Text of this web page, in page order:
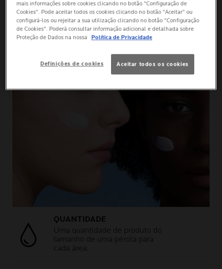
COMO APLICAR
QUANTIDADE
Uma quantidade de produto do
tamanho de uma pérola para
cada área.
mais informações sobre cookies clicando no botão "Configuração de
Cookies". Pode aceitar todos os cookies clicando no botão "Aceitar" ou
configurá-los ou rejeitar a sua utilização clicando no botão "Configuração
de Cookies". Poderá consultar informação adicional e detalhada sobre
Proteção de Dados na nossa
Política de Privacidade
Definições de cookies Aceitar todos os cookies